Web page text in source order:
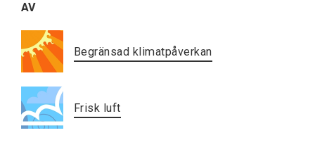
AV
Begränsad klimatpåverkan
Frisk luft